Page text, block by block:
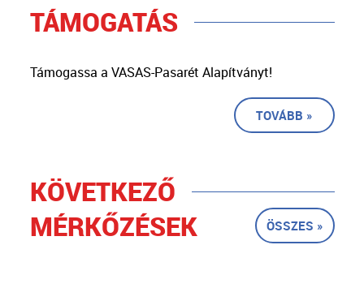
TÁMOGATÁS
Támogassa a VASAS-Pasarét Alapítványt!
TOVÁBB »
KÖVETKEZŐ
MÉRKŐZÉSEK
ÖSSZES »